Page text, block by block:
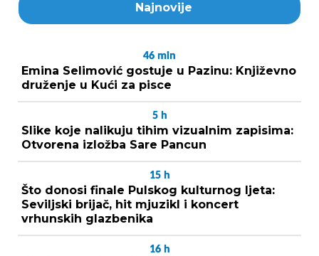
Najnovije
46 min
Emina Selimović gostuje u Pazinu: Književno
druženje u Kući za pisce
5 h
Slike koje nalikuju tihim vizualnim zapisima:
Otvorena izložba Sare Pancun
15 h
Što donosi finale Pulskog kulturnog ljeta:
Seviljski brijač, hit mjuzikl i koncert
vrhunskih glazbenika
16 h